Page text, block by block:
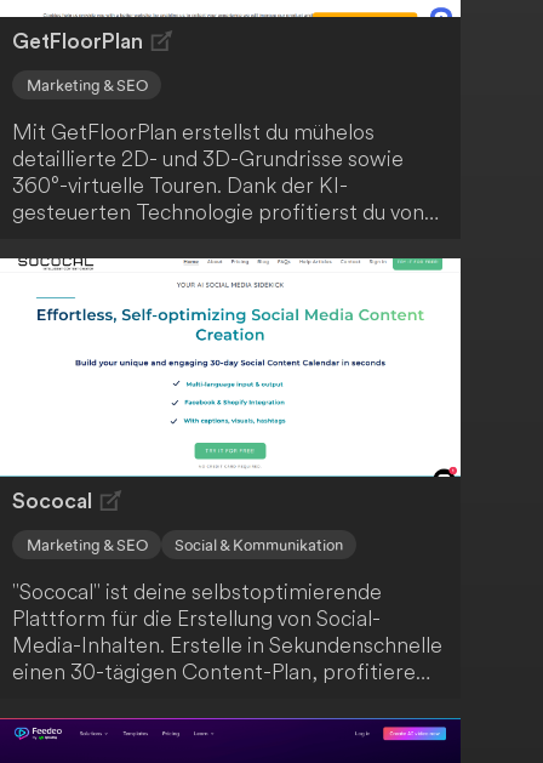
GetFloorPlan
Marketing & SEO
Mit GetFloorPlan erstellst du mühelos
detaillierte 2D- und 3D-Grundrisse sowie
360°-virtuelle Touren. Dank der KI-
gesteuerten Technologie profitierst du von
Vorteilen.
Sococal
Marketing & SEO Social & Kommunikation
"Sococal" ist deine selbstoptimierende
Plattform für die Erstellung von Social-
Media-Inhalten. Erstelle in Sekundenschnelle
einen 30-tägigen Content-Plan, profitiere
sowie Integrationen mit Facebook und